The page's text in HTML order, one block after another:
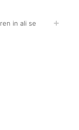
in ali se